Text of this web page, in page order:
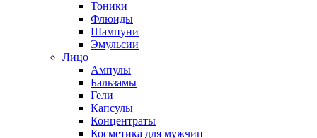
Тоники
Флюиды
Шампуни
Эмульсии
Лицо
Ампулы
Бальзамы
Гели
Капсулы
Концентраты
Косметика для мужчин